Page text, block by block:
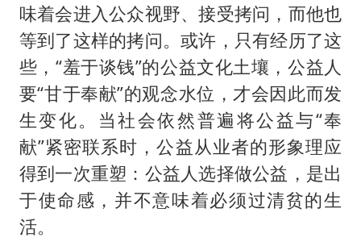
味着会进入公众视野、接受拷问，而他也
等到了这样的拷问。或许，只有经历了这
些，“羞于谈钱”的公益文化土壤，公益人
要“甘于奉献”的观念水位，才会因此而发
生变化。当社会依然普遍将公益与“奉
献”紧密联系时，公益从业者的形象理应
得到一次重塑：公益人选择做公益，是出
于使命感，并不意味着必须过清贫的生
活。